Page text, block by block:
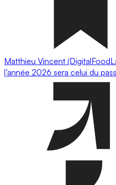
Matthieu Vincent
l’année 2026 sera celui du